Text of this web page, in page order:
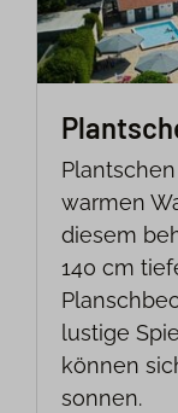
warmen
diesem
140 cm
lustige
können
sonnen.